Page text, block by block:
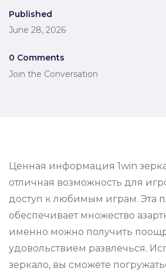
Published
June 28, 2026
0 Comments
Join the Conversation
Ценная информация 1win
отличная возможность для
доступ к любимым играм. Эта
обеспечивает множество
именно можно получить
удовольствием развлечься.
зеркало, вы сможете